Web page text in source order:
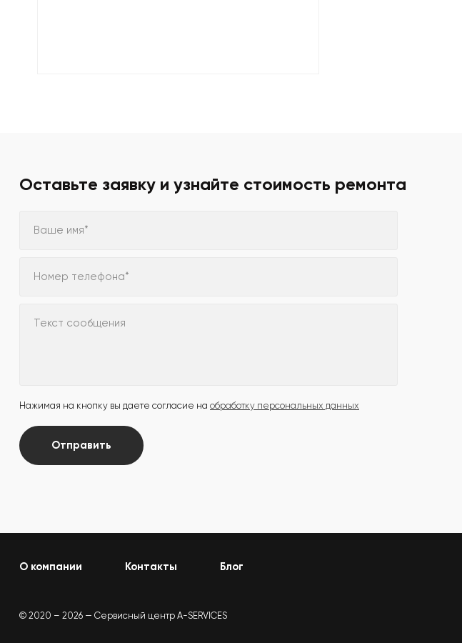
Оставьте заявку и узнайте стоимость ремонта
Ваше имя*
Номер телефона*
Текст сообщения
Нажимая на кнопку вы даете согласие на обработку персональных данных
Отправить
О компании Контакты Блог
© 2020 – 2026 — Сервисный центр A-SERVICES